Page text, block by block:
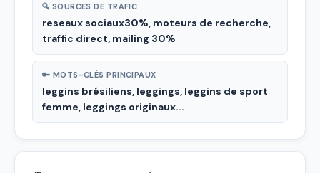
🔍 SOURCES DE TRAFIC
reseaux sociaux30%, moteurs de recherche,
traffic direct, mailing 30%
🔑 MOTS-CLÉS PRINCIPAUX
leggins brésiliens, leggings, leggins de sport
femme, leggings originaux...